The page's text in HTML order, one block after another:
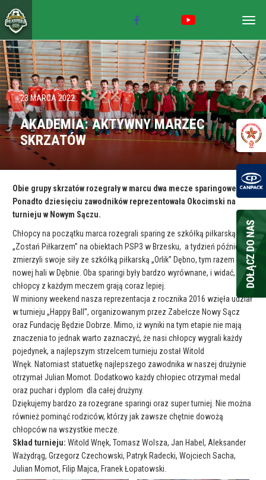
23 MARCA 2022
AKADEMIA: AKTYWNY MARZEC
SKRZATÓW
Obie grupy skrzatów rozegrały w marcu dwa mecze sparingowe.
Ponadto dziesięciu zawodników reprezentowała Okocimski na
turnieju w Nowym Sączu.
Chłopcy na początku marca rozegrali sparing ze szkółką piłkarską
„Zostań Piłkarzem” na obiektach PSP3 w Brzesku, a tydzień później
zmierzyli swoje siły ze szkółką piłkarską „Orlik” Dębno, tym razem na
nowej hali w Dębnie. Oba sparingi były bardzo wyrównane, i widać, że
chłopcy z każdym meczem grają coraz lepiej.
W miniony weekend nasza reprezentacja z rocznika 2016 wzięła udział
w turnieju „Happy Ball”, organizowanym przez Zabełcze Nowy Sącz
oraz Fundację Będzie Dobrze. Mimo, iż wyniki na tym etapie nie mają
znaczenia to jednak warto zaznaczyć, że nasi chłopcy wygrali każdy
pojedynek, a najlepszym strzelcem turnieju został Witold
Wnęk. Natomiast statuetkę najlepszego zawodnika w naszej drużynie
otrzymał Julian Momot. Dodatkowo każdy chłopiec otrzymał medal
oraz puchar i dyplom dla całej drużyny.
Dziękujemy bardzo za rozegrane sparingi oraz super turniej. Nie można
również pominąć rodziców, którzy jak zawsze chętnie dowożą
chłopców na wszystkie mecze.
Skład turnieju: Witold Wnęk, Tomasz Wolsza, Jan Habel, Aleksander
Ważydrąg, Grzegorz Czechowski, Patryk Radecki, Wojciech Sacha,
Julian Momot, Filip Majca, Franek Łopatowski.